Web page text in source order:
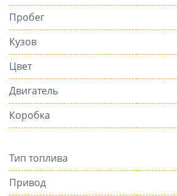
Пробег
Кузов
Цвет
Двигатель
Коробка
Тип топлива
Привод